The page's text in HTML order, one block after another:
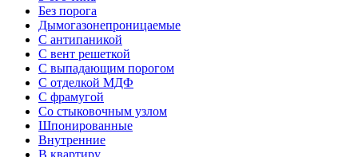
Без порога
Дымогазонепроницаемые
С антипаникой
С вент решеткой
С выпадающим порогом
С отделкой МДФ
С фрамугой
Со стыковочным узлом
Шпонированные
Внутренние